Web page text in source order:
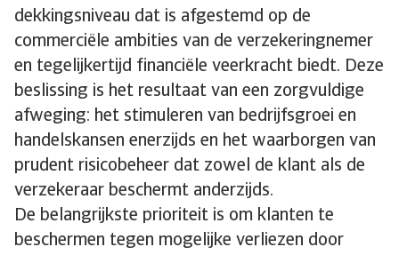
dekkingsniveau dat is afgestemd op de
commerciële ambities van de verzekeringnemer
en tegelijkertijd financiële veerkracht biedt. Deze
beslissing is het resultaat van een zorgvuldige
afweging: het stimuleren van bedrijfsgroei en
handelskansen enerzijds en het waarborgen van
prudent risicobeheer dat zowel de klant als de
verzekeraar beschermt anderzijds.
De belangrijkste prioriteit is om klanten te
beschermen tegen mogelijke verliezen door